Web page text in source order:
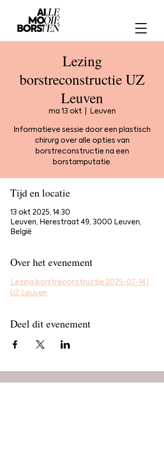
Lezing
borstreconstructie UZ
Leuven
ma 13 okt
  |
Leuven
Informatieve sessie door een plastisch
chirurg over alle opties van
borstreconstructie na een
borstamputatie.
Tijd en locatie
13 okt 2025, 14:30
Leuven, Herestraat 49, 3000 Leuven,
België
Over het evenement
Lezing borstreconstructie 2025-07-14 |
UZ Leuven
Deel dit evenement